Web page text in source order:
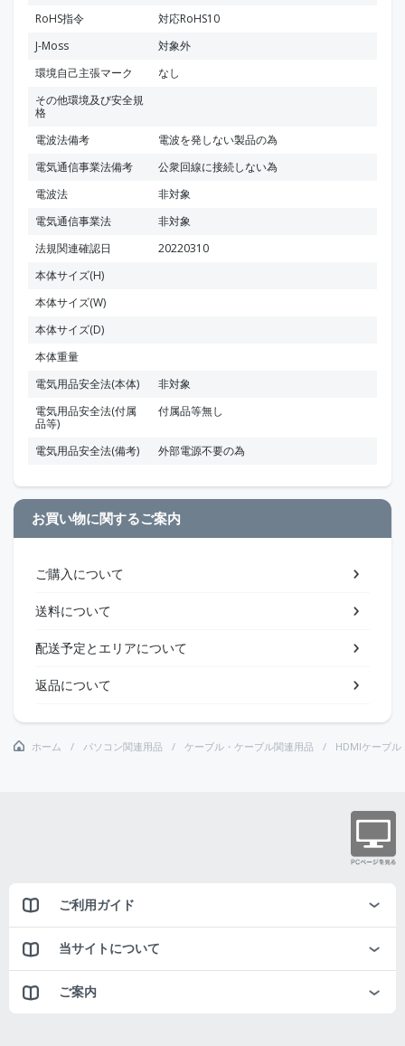
RoHS指令
対応RoHS10
J-Moss
対象外
環境自己主張マーク
なし
その他環境及び安全規
格
電波法備考
電波を発しない製品の為
電気通信事業法備考
公衆回線に接続しない為
電波法
非対象
電気通信事業法
非対象
法規関連確認日
20220310
本体サイズ(H)
本体サイズ(W)
本体サイズ(D)
本体重量
電気用品安全法(本体)
非対象
電気用品安全法(付属
品等)
付属品等無し
電気用品安全法(備考) 外部電源不要の為
お買い物に関するご案内
ご購入について
送料について
配送予定とエリアについて
返品について
ホーム パソコン関連用品 ケーブル・ケーブル関連用品 HDMIケーブル
ご利用ガイド
当サイトについて
ご案内